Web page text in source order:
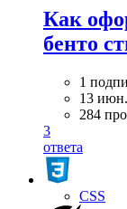
Как
бенто
1
13 июн.
284
3
ответа
CSS